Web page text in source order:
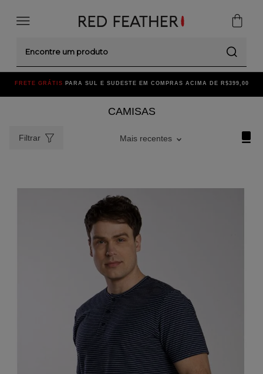
FRETE GRÁTIS PARA SUL E SUDESTE EM COMPRAS ACIMA DE R$399,00
CAMISAS
Filtrar Mais recentes